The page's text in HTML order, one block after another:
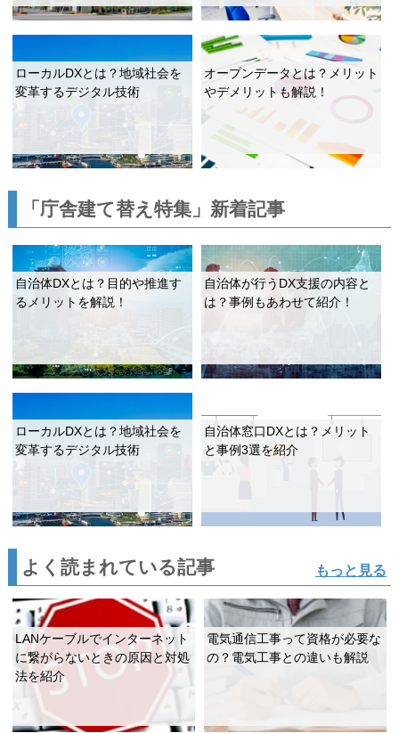
ローカルDXとは？地域社会を
変革するデジタル技術
オープンデータとは？メリット
やデメリットも解説！
「庁舎建て替え特集」新着記事
自治体DXとは？目的や推進す
るメリットを解説！
自治体が行うDX支援の内容と
は？事例もあわせて紹介！
ローカルDXとは？地域社会を
変革するデジタル技術
自治体窓口DXとは？メリット
と事例3選を紹介
よく読まれている記事 もっと見る
LANケーブルでインターネット
に繋がらないときの原因と対処
法を紹介
電気通信工事って資格が必要な
の？電気工事との違いも解説